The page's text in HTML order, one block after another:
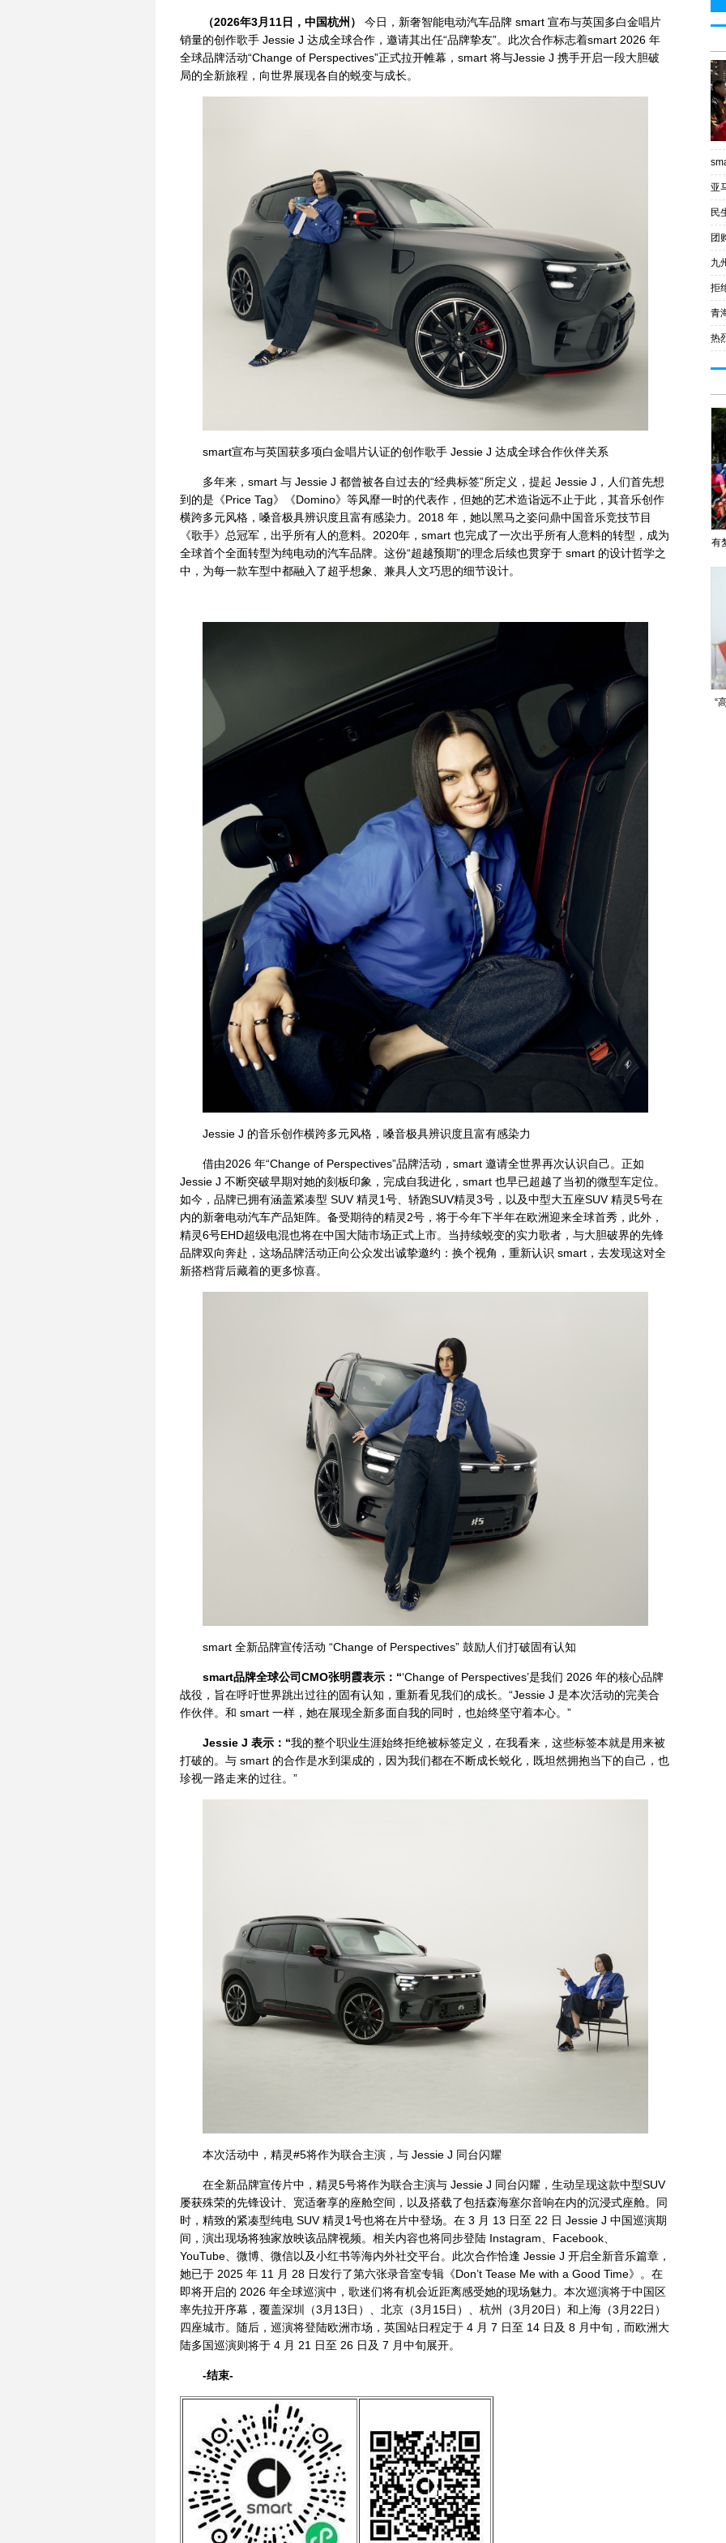
（2026年3月11日，中国杭州）
今日，新奢智能电动汽车品牌 smart 宣布与英国多白金唱片
销量的创作歌手 Jessie J 达成全球合作，邀请其出任“品牌挚友”。此次合作标志着smart 2026 年
全球品牌活动“Change of Perspectives”正式拉开帷幕，smart 将与Jessie J 携手开启一段大胆破
局的全新旅程，向世界展现各自的蜕变与成长。
smart宣布与英国获多项白金唱片认证的创作歌手 Jessie J 达成全球合作伙伴关系
多年来，smart 与 Jessie J 都曾被各自过去的“经典标签”所定义，提起 Jessie J，人们首先想
到的是《Price Tag》《Domino》等风靡一时的代表作，但她的艺术造诣远不止于此，其音乐创作
横跨多元风格，嗓音极具辨识度且富有感染力。2018 年，她以黑马之姿问鼎中国音乐竞技节目
《歌手》总冠军，出乎所有人的意料。2020年，smart 也完成了一次出乎所有人意料的转型，成为
全球首个全面转型为纯电动的汽车品牌。这份“超越预期”的理念后续也贯穿于 smart 的设计哲学之
中，为每一款车型中都融入了超乎想象、兼具人文巧思的细节设计。
Jessie J 的音乐创作横跨多元风格，嗓音极具辨识度且富有感染力
借由2026 年“Change of Perspectives”品牌活动，smart 邀请全世界再次认识自己。正如
Jessie J 不断突破早期对她的刻板印象，完成自我进化，smart 也早已超越了当初的微型车定位。
如今，品牌已拥有涵盖紧凑型 SUV 精灵1号、轿跑SUV精灵3号，以及中型大五座SUV 精灵5号在
内的新奢电动汽车产品矩阵。备受期待的精灵2号，将于今年下半年在欧洲迎来全球首秀，此外，
精灵6号EHD超级电混也将在中国大陆市场正式上市。当持续蜕变的实力歌者，与大胆破界的先锋
品牌双向奔赴，这场品牌活动正向公众发出诚挚邀约：换个视角，重新认识 smart，去发现这对全
新搭档背后藏着的更多惊喜。
smart 全新品牌宣传活动 “Change of Perspectives” 鼓励人们打破固有认知
smart品牌全球公司CMO张明霞表示：“‘Change of Perspectives’是我们 2026 年的核心品牌
战役，旨在呼吁世界跳出过往的固有认知，重新看见我们的成长。“Jessie J 是本次活动的完美合
作伙伴。和 smart 一样，她在展现全新多面自我的同时，也始终坚守着本心。”
Jessie J 表示：“我的整个职业生涯始终拒绝被标签定义，在我看来，这些标签本就是用来被
打破的。与 smart 的合作是水到渠成的，因为我们都在不断成长蜕化，既坦然拥抱当下的自己，也
珍视一路走来的过往。”
本次活动中，精灵#5将作为联合主演，与 Jessie J 同台闪耀
在全新品牌宣传片中，精灵5号将作为联合主演与 Jessie J 同台闪耀，生动呈现这款中型SUV
屡获殊荣的先锋设计、宽适奢享的座舱空间，以及搭载了包括森海塞尔音响在内的沉浸式座舱。同
时，精致的紧凑型纯电 SUV 精灵1号也将在片中登场。在 3 月 13 日至 22 日 Jessie J 中国巡演期
间，演出现场将独家放映该品牌视频。相关内容也将同步登陆 Instagram、Facebook、
YouTube、微博、微信以及小红书等海内外社交平台。此次合作恰逢 Jessie J 开启全新音乐篇章，
她已于 2025 年 11 月 28 日发行了第六张录音室专辑《Don’t Tease Me with a Good Time》。在
即将开启的 2026 年全球巡演中，歌迷们将有机会近距离感受她的现场魅力。本次巡演将于中国区
率先拉开序幕，覆盖深圳（3月13日）、北京（3月15日）、杭州（3月20日）和上海（3月22日）
四座城市。随后，巡演将登陆欧洲市场，英国站日程定于 4 月 7 日至 14 日及 8 月中旬，而欧洲大
陆多国巡演则将于 4 月 21 日至 26 日及 7 月中旬展开。
-结束-
亚
民
团
九
拒
青
热
有
“